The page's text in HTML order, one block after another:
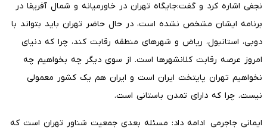
نجفی اشاره کرد و گفت:جایگاه تهران در خاورمیانه و شمال آفریقا در
برنامه ایشان مشخص نشده است، در حال حاضر تهران باید بتواند با
دوبی، استانبول، ریاض و شهرهای منطقه رقابت کند، چرا که دنیای
امروز عرصه رقابت کلانشهرها است. از سوی دیگر چه بخواهیم چه
نخواهیم تهران پایتخت ایران است و ایران هم یک کشور معمولی
نیست. چرا که دارای تمدن باستانی است.
ایمانی جاجرمی ادامه داد: مسئله بعدی جمعیت شناور تهران است که